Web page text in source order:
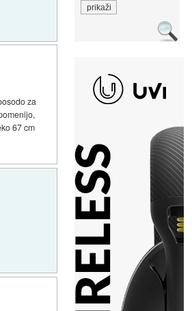
za
67 cm